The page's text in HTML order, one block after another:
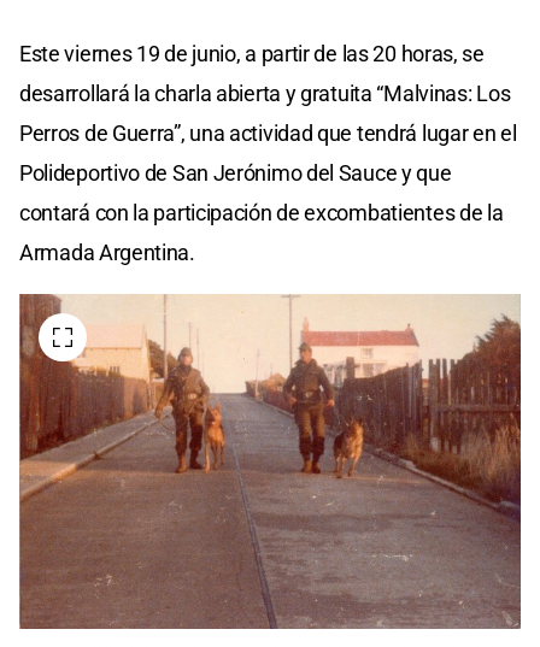
Este viernes 19 de junio, a partir de las 20 horas, se
desarrollará la charla abierta y gratuita “Malvinas: Los
Perros de Guerra”, una actividad que tendrá lugar en el
Polideportivo de San Jerónimo del Sauce y que
contará con la participación de excombatientes de la
Armada Argentina.